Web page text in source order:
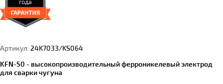
Артикул:24K7033/KS064
KFN-50 - высокопроизводительный ферроникелевый электрод
для сварки чугуна